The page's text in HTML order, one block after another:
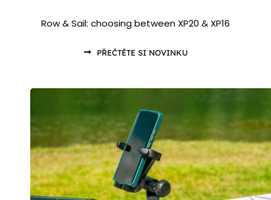
Row & Sail: choosing between XP20 & XP16
PŘEČTĚTE SI NOVINKU